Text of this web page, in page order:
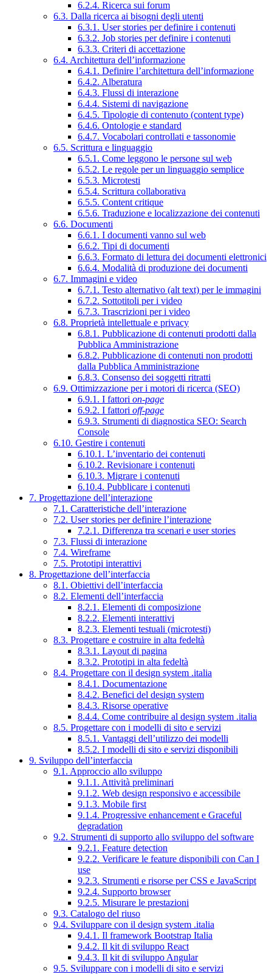
6.2.4. Ricerca sui forum
6.3. Dalla ricerca ai bisogni degli utenti
6.3.1. User stories per definire i contenuti
6.3.2. Job stories per definire i contenuti
6.3.3. Criteri di accettazione
6.4. Architettura dell’informazione
6.4.1. Definire l’architettura dell’informazione
6.4.2. Alberatura
6.4.3. Flussi di interazione
6.4.4. Sistemi di navigazione
6.4.5. Tipologie di contenuto (content type)
6.4.6. Ontologie e standard
6.4.7. Vocabolari controllati e tassonomie
6.5. Scrittura e linguaggio
6.5.1. Come leggono le persone sul web
6.5.2. Le regole per un linguaggio semplice
6.5.3. Microtesti
6.5.4. Scrittura collaborativa
6.5.5. Content critique
6.5.6. Traduzione e localizzazione dei contenuti
6.6. Documenti
6.6.1. I documenti vanno sul web
6.6.2. Tipi di documenti
6.6.3. Formato di lettura dei documenti elettronici
6.6.4. Modalità di produzione dei documenti
6.7. Immagini e video
6.7.1. Testo alternativo (alt text) per le immagini
6.7.2. Sottotitoli per i video
6.7.3. Trascrizioni per i video
6.8. Proprietà intellettuale e privacy
6.8.1. Pubblicazione di contenuti prodotti dalla
Pubblica Amministrazione
6.8.2. Pubblicazione di contenuti non prodotti
dalla Pubblica Amministrazione
6.8.3. Consenso dei soggetti ritratti
6.9. Ottimizzazione per i motori di ricerca (SEO)
6.9.1. I fattori on-page
6.9.2. I fattori off-page
6.9.3. Strumenti di diagnostica SEO: Search
Console
6.10. Gestire i contenuti
6.10.1. L’inventario dei contenuti
6.10.2. Revisionare i contenuti
6.10.3. Migrare i contenuti
6.10.4. Pubblicare i contenuti
7. Progettazione dell’interazione
7.1. Caratteristiche dell’interazione
7.2. User stories per definire l’interazione
7.2.1. Differenza tra scenari e user stories
7.3. Flussi di interazione
7.4. Wireframe
7.5. Prototipi interattivi
8. Progettazione dell’interfaccia
8.1. Obiettivi dell’interfaccia
8.2. Elementi dell’interfaccia
8.2.1. Elementi di composizione
8.2.2. Elementi interattivi
8.2.3. Elementi testuali (microtesti)
8.3. Progettare e costruire in alta fedeltà
8.3.1. Layout di pagina
8.3.2. Prototipi in alta fedeltà
8.4. Progettare con il design system .italia
8.4.1. Documentazione
8.4.2. Benefici del design system
8.4.3. Risorse operative
8.4.4. Come contribuire al design system .italia
8.5. Progettare con i modelli di sito e servizi
8.5.1. Vantaggi dell’utilizzo dei modelli
8.5.2. I modelli di sito e servizi disponibili
9. Sviluppo dell’interfaccia
9.1. Approccio allo sviluppo
9.1.1. Attività preliminari
9.1.2. Web design responsivo e accessibile
9.1.3. Mobile first
9.1.4. Progressive enhancement e Graceful
degradation
9.2. Strumenti di supporto allo sviluppo del software
9.2.1. Feature detection
9.2.2. Verificare le feature disponibili con Can I
use
9.2.3. Strumenti e risorse per CSS e JavaScript
9.2.4. Supporto browser
9.2.5. Misurare le prestazioni
9.3. Catalogo del riuso
9.4. Sviluppare con il design system .italia
9.4.1. Il framework Bootstrap Italia
9.4.2. Il kit di sviluppo React
9.4.3. Il kit di sviluppo Angular
9.5. Sviluppare con i modelli di sito e servizi